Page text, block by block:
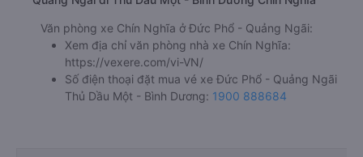
Văn phòng xe Chín Nghĩa ở Đức Phổ - Quảng Ngãi:
Xem địa chỉ văn phòng nhà xe Chín Nghĩa:
https://vexere.com/vi-VN/
Số điện thoại đặt mua vé xe Đức Phổ - Quảng Ngãi
Thủ Dầu Một - Bình Dương: 1900 888684